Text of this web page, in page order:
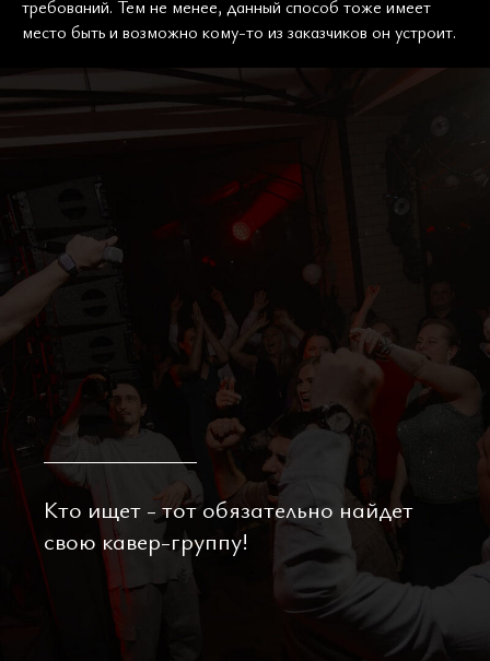
требований. Тем не менее, данный способ тоже имеет
место быть и возможно кому-то из заказчиков он устроит.
Кто ищет - тот обязательно найдет
свою кавер-группу!